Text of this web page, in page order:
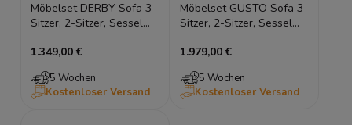
Möbelset DERBY Sofa 3-
Sitzer, 2-Sitzer, Sessel
Dekorative Elemente
1.349,00 €
5 Wochen
Kostenloser Versand
Möbelset GUSTO Sofa 3-
Sitzer, 2-Sitzer, Sessel
Hohefüße gepolstertes
1.979,00 €
5 Wochen
Kostenloser Versand